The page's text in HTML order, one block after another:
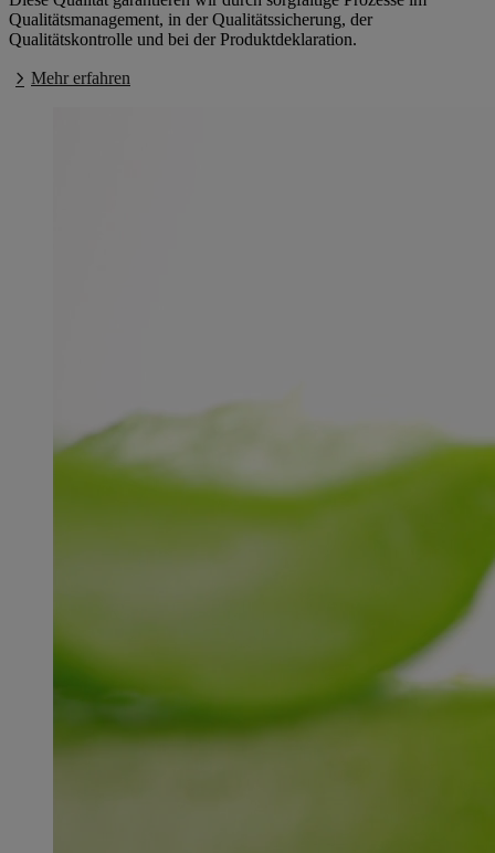
Qualitätsmanagement, in der Qualitätssicherung, der
Qualitätskontrolle und bei der Produktdeklaration.
Mehr erfahren